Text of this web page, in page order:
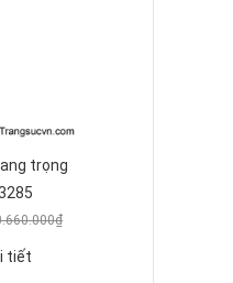
trọng
tiết